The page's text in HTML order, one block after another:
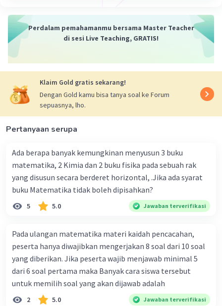
Perdalam pemahamanmu bersama Master Teacher
di sesi Live Teaching, GRATIS!
Klaim Gold gratis sekarang!
Dengan Gold kamu bisa tanya soal ke Forum
sepuasnya, lho.
Pertanyaan serupa
Ada berapa banyak kemungkinan menyusun 3 buku
matematika, 2 Kimia dan 2 buku fisika pada sebuah rak
yang disusun secara berderet horizontal, .Jika ada syarat
buku Matematika tidak boleh dipisahkan?
5 5.0 Jawaban terverifikasi
Pada ulangan matematika materi kaidah pencacahan,
peserta hanya diwajibkan mengerjakan 8 soal dari 10 soal
yang diberikan. Jika peserta wajib menjawab minimal 5
dari 6 soal pertama maka Banyak cara siswa tersebut
untuk memilih soal yang akan dijawab adalah
2 5.0 Jawaban terverifikasi